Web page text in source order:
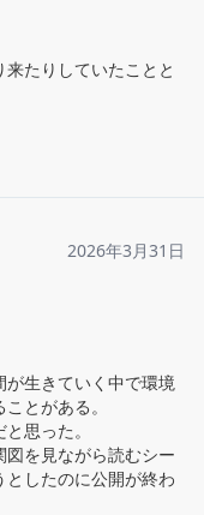
たりしていたことと
2026年3月31日
生きていく中で環境
とがある。
思った。
を見ながら読むシー
したのに公開が終わ